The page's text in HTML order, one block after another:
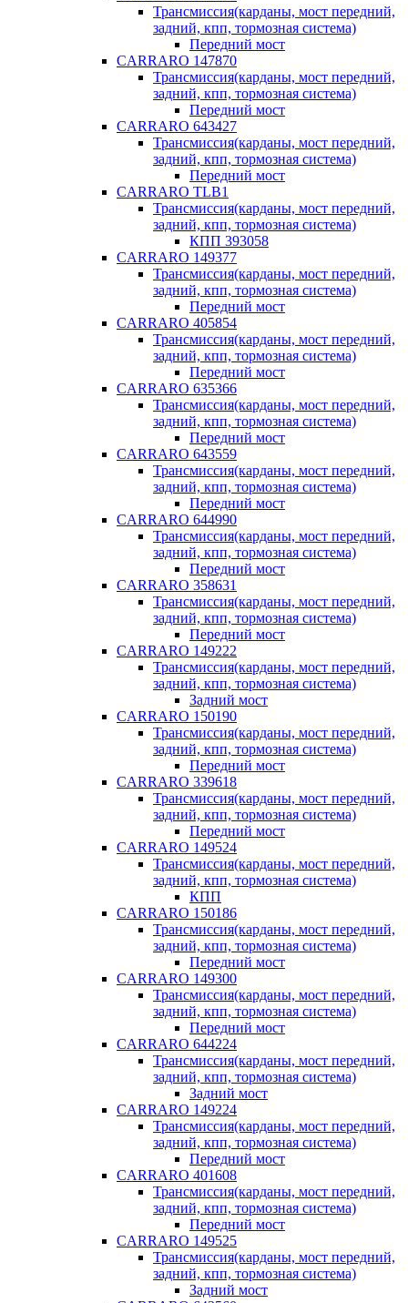
Трансмиссия(карданы, мост передний,
задний, кпп, тормозная система)
Передний мост
CARRARO 147870
Трансмиссия(карданы, мост передний,
задний, кпп, тормозная система)
Передний мост
CARRARO 643427
Трансмиссия(карданы, мост передний,
задний, кпп, тормозная система)
Передний мост
CARRARO TLB1
Трансмиссия(карданы, мост передний,
задний, кпп, тормозная система)
КПП 393058
CARRARO 149377
Трансмиссия(карданы, мост передний,
задний, кпп, тормозная система)
Передний мост
CARRARO 405854
Трансмиссия(карданы, мост передний,
задний, кпп, тормозная система)
Передний мост
CARRARO 635366
Трансмиссия(карданы, мост передний,
задний, кпп, тормозная система)
Передний мост
CARRARO 643559
Трансмиссия(карданы, мост передний,
задний, кпп, тормозная система)
Передний мост
CARRARO 644990
Трансмиссия(карданы, мост передний,
задний, кпп, тормозная система)
Передний мост
CARRARO 358631
Трансмиссия(карданы, мост передний,
задний, кпп, тормозная система)
Передний мост
CARRARO 149222
Трансмиссия(карданы, мост передний,
задний, кпп, тормозная система)
Задний мост
CARRARO 150190
Трансмиссия(карданы, мост передний,
задний, кпп, тормозная система)
Передний мост
CARRARO 339618
Трансмиссия(карданы, мост передний,
задний, кпп, тормозная система)
Передний мост
CARRARO 149524
Трансмиссия(карданы, мост передний,
задний, кпп, тормозная система)
КПП
CARRARO 150186
Трансмиссия(карданы, мост передний,
задний, кпп, тормозная система)
Передний мост
CARRARO 149300
Трансмиссия(карданы, мост передний,
задний, кпп, тормозная система)
Передний мост
CARRARO 644224
Трансмиссия(карданы, мост передний,
задний, кпп, тормозная система)
Задний мост
CARRARO 149224
Трансмиссия(карданы, мост передний,
задний, кпп, тормозная система)
Передний мост
CARRARO 401608
Трансмиссия(карданы, мост передний,
задний, кпп, тормозная система)
Передний мост
CARRARO 149525
Трансмиссия(карданы, мост передний,
задний, кпп, тормозная система)
Задний мост